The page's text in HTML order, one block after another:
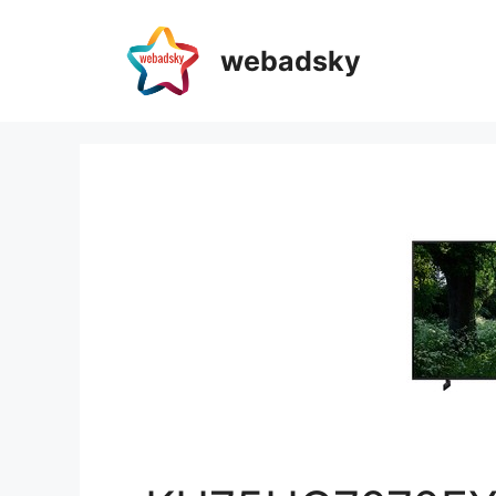
webadsky